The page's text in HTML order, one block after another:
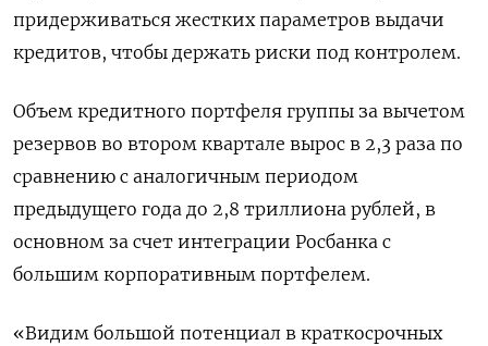
придерживаться жестких параметров выдачи
кредитов, чтобы держать риски под контролем.
Объем кредитного портфеля группы за вычетом
резервов во втором квартале вырос в 2,3 раза по
сравнению с аналогичным периодом
предыдущего года до 2,8 триллиона рублей, в
основном за счет интеграции Росбанка с
большим корпоративным портфелем.
«Видим большой потенциал в краткосрочных